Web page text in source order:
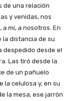
de una relación
y venidas, nos
mí, a nosotros. En
la distancia de su
despedido desde el
Las tiró desde la
de un pañuelo
la celulosa y, en su
la mesa; ese jarrón